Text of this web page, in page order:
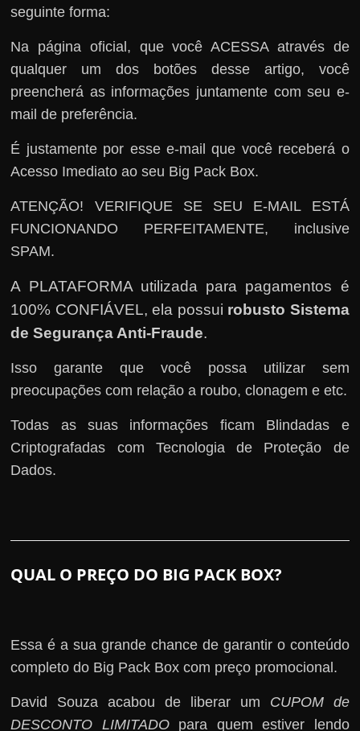
seguinte forma:
Na página oficial, que você ACESSA através de
qualquer um dos botões desse artigo, você
preencherá as informações juntamente com seu e-
mail de preferência.
É justamente por esse e-mail que você receberá o
Acesso Imediato ao seu Big Pack Box.
ATENÇÃO! VERIFIQUE SE SEU E-MAIL ESTÁ
FUNCIONANDO PERFEITAMENTE, inclusive
SPAM.
A PLATAFORMA utilizada para pagamentos é
100% CONFIÁVEL, ela possui robusto Sistema
de Segurança Anti-Fraude.
Isso garante que você possa utilizar sem
preocupações com relação a roubo, clonagem e etc.
Todas as suas informações ficam Blindadas e
Criptografadas com Tecnologia de Proteção de
Dados.
QUAL O PREÇO DO BIG PACK BOX?
Essa é a sua grande chance de garantir o conteúdo
completo do Big Pack Box com preço promocional.
David Souza acabou de liberar um CUPOM de
DESCONTO LIMITADOpara quem estiver lendo